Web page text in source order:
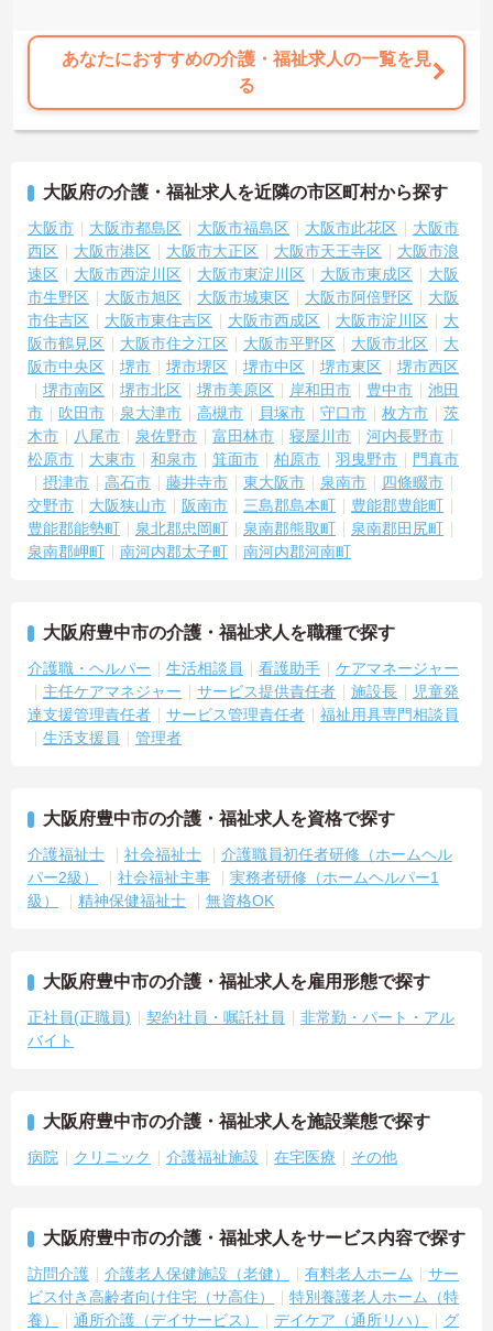
司と面談を行うことで、自身の成長をしっかり実感しながら働けま
あなたにおすすめの介護・福祉求人の一覧を見
る
大阪府の介護・福祉求人を近隣の市区町村から探す
大阪市 大阪市都島区 大阪市福島区 大阪市此花区
大阪市
西区
大阪市港区 大阪市大正区 大阪市天王寺区
大阪市浪
速区
大阪市西淀川区 大阪市東淀川区 大阪市東成区
大阪
市生野区
大阪市旭区 大阪市城東区 大阪市阿倍野区
大阪
市住吉区
大阪市東住吉区 大阪市西成区 大阪市淀川区
大
阪市鶴見区
大阪市住之江区 大阪市平野区 大阪市北区
大
阪市中央区
堺市 堺市堺区 堺市中区 堺市東区
堺市西区
堺市南区
堺市北区 堺市美原区 岸和田市 豊中市
池田
市
吹田市 泉大津市 高槻市 貝塚市 守口市 枚方市
茨
木市
八尾市 泉佐野市 富田林市 寝屋川市
河内長野市
松原市
大東市 和泉市 箕面市 柏原市 羽曳野市
門真市
摂津市
高石市 藤井寺市 東大阪市 泉南市
四條畷市
交野市
大阪狭山市 阪南市 三島郡島本町
豊能郡豊能町
豊能郡能勢町
泉北郡忠岡町 泉南郡熊取町
泉南郡田尻町
泉南郡岬町
南河内郡太子町 南河内郡河南町
大阪府豊中市の介護・福祉求人を職種で探す
介護職・ヘルパー 生活相談員 看護助手
ケアマネージャー
主任ケアマネジャー
サービス提供責任者 施設長
児童発
達支援管理責任者
サービス管理責任者
福祉用具専門相談員
生活支援員
管理者
大阪府豊中市の介護・福祉求人を資格で探す
介護福祉士 社会福祉士
介護職員初任者研修（ホームヘル
パー2級）
社会福祉主事
実務者研修（ホームヘルパー1
級）
精神保健福祉士 無資格OK
大阪府豊中市の介護・福祉求人を雇用形態で探す
正社員(正職員) 契約社員・嘱託社員
非常勤・パート・アル
バイト
大阪府豊中市の介護・福祉求人を施設業態で探す
病院 クリニック 介護福祉施設 在宅医療 その他
大阪府豊中市の介護・福祉求人をサービス内容で探す
訪問介護 介護老人保健施設（老健） 有料老人ホーム
サー
ビス付き高齢者向け住宅（サ高住）
特別養護老人ホーム（特
養）
通所介護（デイサービス） デイケア（通所リハ）
グ